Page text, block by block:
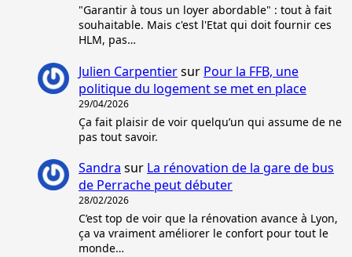
"Garantir à tous un loyer abordable" : tout à fait
souhaitable. Mais c'est l'Etat qui doit fournir ces
HLM, pas…
Julien Carpentiersur Pour la FFB, une
politique du logement se met en place
29/04/2026
Ça fait plaisir de voir quelqu’un qui assume de ne
pas tout savoir.
Sandra sur La rénovation de la gare de bus
de Perrache peut débuter
28/02/2026
C’est top de voir que la rénovation avance à Lyon,
ça va vraiment améliorer le confort pour tout le
monde…